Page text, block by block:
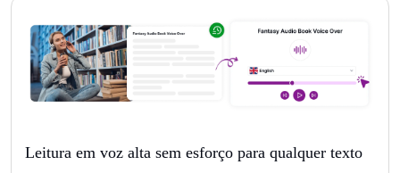
Leitura em voz alta sem esforço para qualquer texto